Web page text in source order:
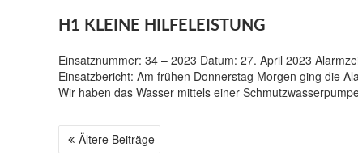
H1 KLEINE HILFELEISTUNG
Einsatznummer: 34 – 2023 Datum: 27. April 2023
Einsatzbericht: Am frühen Donnerstag Morgen ging die
Wir haben das Wasser mittels einer
B Ältere Beiträge